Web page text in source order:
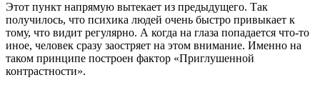
Этот пункт напрямую вытекает из предыдущего. Так
получилось, что психика людей очень быстро привыкает к
тому, что видит регулярно. А когда на глаза попадается что-то
иное, человек сразу заостряет на этом внимание. Именно на
таком принципе построен фактор «Приглушенной
контрастности».